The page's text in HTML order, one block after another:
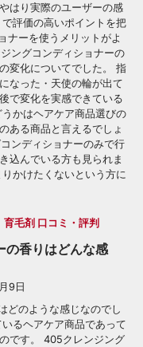
はり実際のユーザーの感
評価の高いポイントを把
ナーを使うメリットがよ
ングコンディショナーの
変化についてでした。 指
なった・天使の輪が出て
で変化を実感できている
かはヘアケア商品選びの
ある商品と言えるでしょ
ンディショナーのみで行
込んでいる方も見られま
かけたくないという方に
育毛剤 口コミ・評判
香りはどんな感
9日
どのような感じなのでし
るヘアケア商品であって
です。 405クレンジング